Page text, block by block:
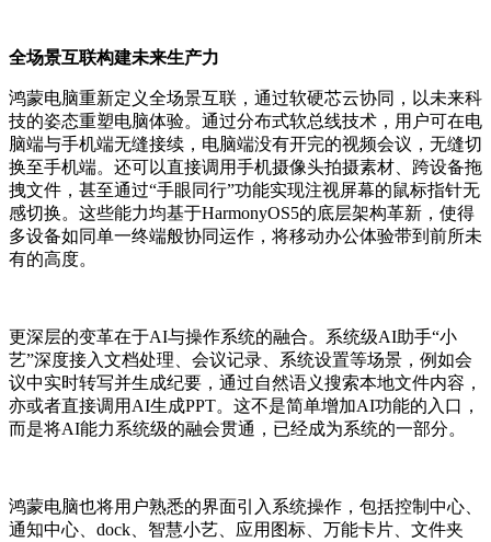
全场景互联构建未来生产力
鸿蒙电脑重新定义全场景互联，通过软硬芯云协同，以未来科
技的姿态重塑电脑体验。通过分布式软总线技术，用户可在电
脑端与手机端无缝接续，电脑端没有开完的视频会议，无缝切
换至手机端。还可以直接调用手机摄像头拍摄素材、跨设备拖
拽文件，甚至通过“手眼同行”功能实现注视屏幕的鼠标指针无
感切换。这些能力均基于HarmonyOS5的底层架构革新，使得
多设备如同单一终端般协同运作，将移动办公体验带到前所未
有的高度。
更深层的变革在于AI与操作系统的融合。系统级AI助手“小
艺”深度接入文档处理、会议记录、系统设置等场景，例如会
议中实时转写并生成纪要，通过自然语义搜索本地文件内容，
亦或者直接调用AI生成PPT。这不是简单增加AI功能的入口，
而是将AI能力系统级的融会贯通，已经成为系统的一部分。
鸿蒙电脑也将用户熟悉的界面引入系统操作，包括控制中心、
通知中心、dock、智慧小艺、应用图标、万能卡片、文件夹